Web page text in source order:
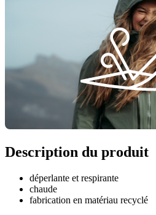
Description du produit
déperlante et respirante
chaude
fabrication en matériau recyclé